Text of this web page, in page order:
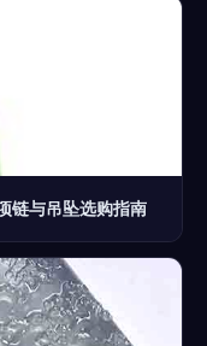
链与吊坠选购指南